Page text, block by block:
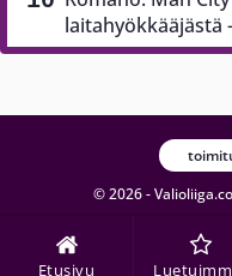
Etusivu
© 2026 -